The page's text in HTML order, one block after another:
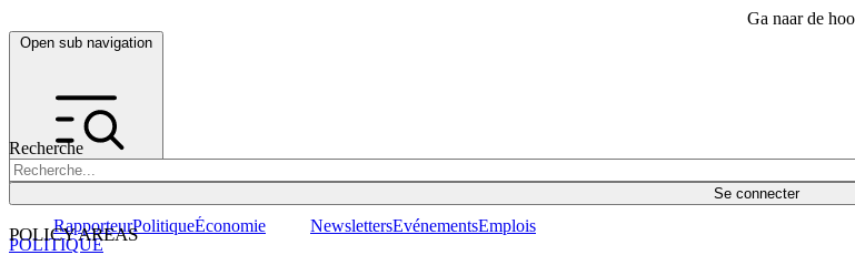
Ga naar de
Open sub navigation
Recherche
Se connecter
POLICY AREAS
RapporteurPolitiqueÉconomie NewslettersEvénementsEmplois
POLITIQUE